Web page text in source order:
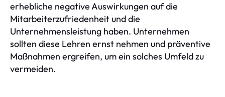
erhebliche negative Auswirkungen auf die
Mitarbeiterzufriedenheit und die
Unternehmensleistung haben. Unternehmen
sollten diese Lehren ernst nehmen und präventive
Maßnahmen ergreifen, um ein solches Umfeld zu
vermeiden.